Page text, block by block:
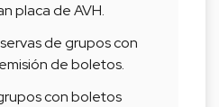
placa de AVH.
de grupos con
de boletos.
con boletos